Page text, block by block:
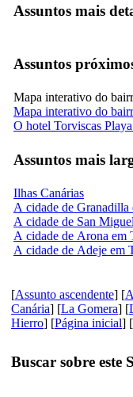
Assuntos mais
Assuntos
Mapa interativo do
Mapa interativo do
O hotel Torviscas
Assuntos mais
Ilhas Canárias
A cidade de
A cidade de San
A cidade de Arona em
A cidade de Adeje em
[Assunto ascendente] [
Canária] [La Gomera] [
Hierro] [Página inicial] [
Buscar sobre este